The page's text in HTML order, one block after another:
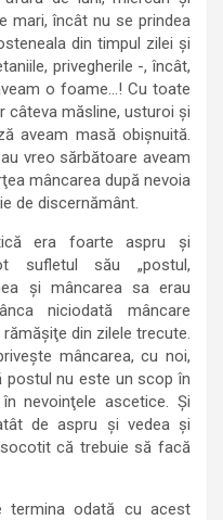
mari, încât nu se prindea
din timpul zilei şi
privegherile -, încât,
o foame…! Cu toate
câteva măsline, usturoi şi
aveam masă obişnuită.
vreo sărbătoare aveam
mâncarea după nevoia
de discernământ.
era foarte aspru şi
sufletul său „postul,
şi mâncarea sa erau
niciodată mâncare
din zilele trecute.
mâncarea, cu noi,
postul nu este un scop în
nevoinţele ascetice. Şi
de aspru şi vedea şi
că trebuie să facă
termina odată cu acest